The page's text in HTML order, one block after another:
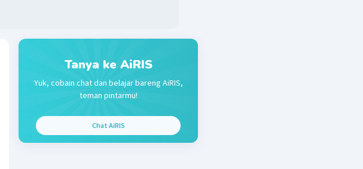
Tanya ke AiRIS
Yuk, cobain chat dan belajar bareng AiRIS,
teman pintarmu!
Chat AiRIS